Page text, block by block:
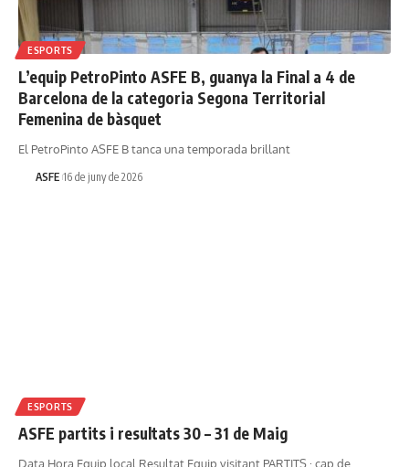
ESPORTS
L’equip PetroPinto ASFE B, guanya la Final a 4 de
Barcelona de la categoria Segona Territorial
Femenina de bàsquet
El PetroPinto ASFE B tanca una temporada brillant
ASFE 16 de juny de 2026
ESPORTS
ASFE partits i resultats 30 – 31 de Maig
Data Hora Equip local Resultat Equip visitant PARTITS · cap de